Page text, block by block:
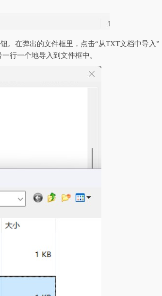
。在弹出的文件框里，点击“从TXT文档中导入
行一个地导入到文件框中。